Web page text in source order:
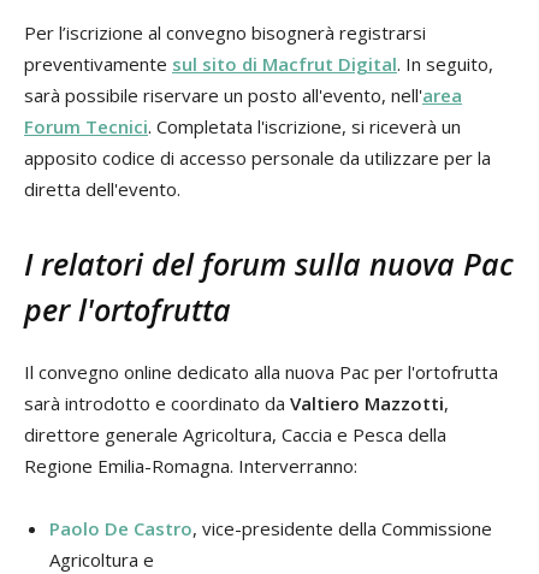
Per l’iscrizione al convegno bisognerà registrarsi
preventivamente sul sito di Macfrut Digital. In seguito,
sarà possibile riservare un posto all'evento, nell'area
Forum Tecnici. Completata l'iscrizione, si riceverà un
apposito codice di accesso personale da utilizzare per la
diretta dell'evento.
I relatori del forum sulla nuova Pac
per l'ortofrutta
Il convegno online dedicato alla nuova Pac per l'ortofrutta
sarà introdotto e coordinato da Valtiero Mazzotti,
direttore generale Agricoltura, Caccia e Pesca della
Regione Emilia-Romagna. Interverranno:
Paolo De Castro, vice-presidente della Commissione
Agricoltura e